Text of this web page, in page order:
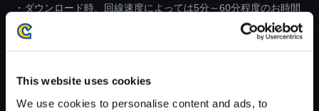
This website uses cookies
We use cookies to personalise content and ads, to
・ダウンロード時、回線速度によっては5分～60分程度のお時間
がかかる場合がございます。
※ご購入いただいたファイルのダウンロードの際には、通信環境
が安定しているWifi環境でお試しください。